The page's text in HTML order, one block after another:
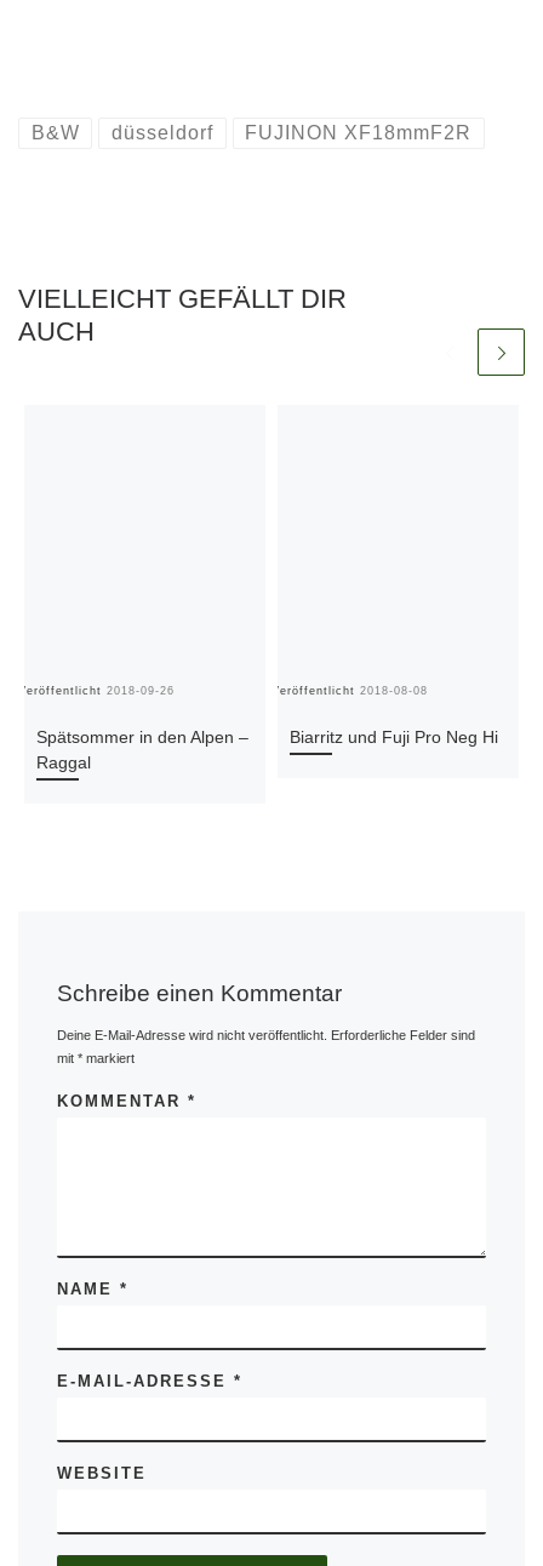
B&W düsseldorf FUJINON XF18mmF2R
VIELLEICHT GEFÄLLT DIR
AUCH
Veröffentlicht2018-09-26
Spätsommer in den Alpen –
Raggal
Veröffentlicht2018-08-08
Biarritz und Fuji Pro Neg Hi
Schreibe einen Kommentar
Deine E-Mail-Adresse wird nicht veröffentlicht. Erforderliche Felder sind
mit* markiert
KOMMENTAR*
NAME*
E-MAIL-ADRESSE*
WEBSITE